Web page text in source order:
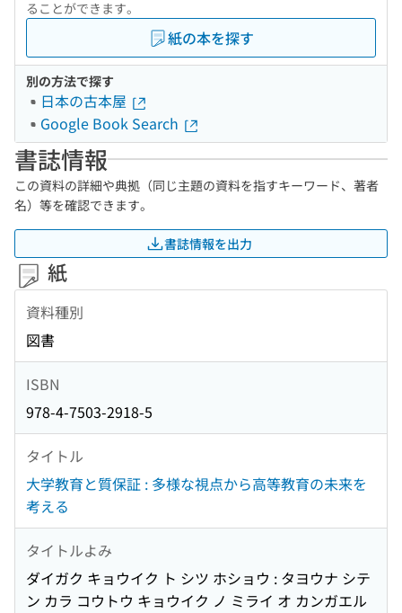
ることができます。
紙の本を探す
別の方法で探す
日本の古本屋
Google Book Search
書誌情報
この資料の詳細や典拠（同じ主題の資料を指すキーワード、著者
名）等を確認できます。
書誌情報を出力
紙
資料種別
図書
ISBN
978-4-7503-2918-5
タイトル
大学教育と質保証 : 多様な視点から高等教育の未来を
考える
タイトルよみ
ダイガク キョウイク ト シツ ホショウ : タヨウナ シテ
ン カラ コウトウ キョウイク ノ ミライ オ カンガエル